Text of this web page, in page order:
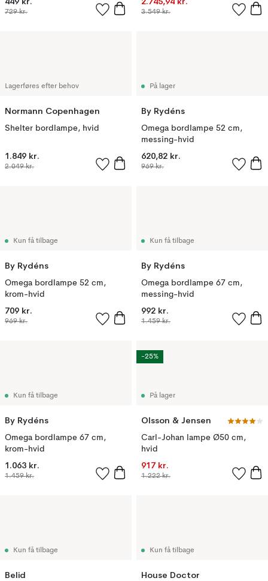
729 kr. 3.549 kr.
Lagerføres efter behov
Normann Copenhagen
Shelter bordlampe, hvid
1.849 kr.
2.049 kr.
På lager
By Rydéns
Omega bordlampe 52 cm,
messing-hvid
620,82 kr.
969 kr.
Kun få tilbage
By Rydéns
Omega bordlampe 52 cm,
krom-hvid
709 kr.
969 kr.
Kun få tilbage
By Rydéns
Omega bordlampe 67 cm,
messing-hvid
992 kr.
1.459 kr.
Kun få tilbage
By Rydéns
Omega bordlampe 67 cm,
krom-hvid
1.063 kr.
1.459 kr.
På lager
Olsson & Jensen
Carl-Johan lampe Ø50 cm,
hvid
917 kr.
1.222 kr.
-25%
Kun få tilbage
Belid
Kun få tilbage
House Doctor